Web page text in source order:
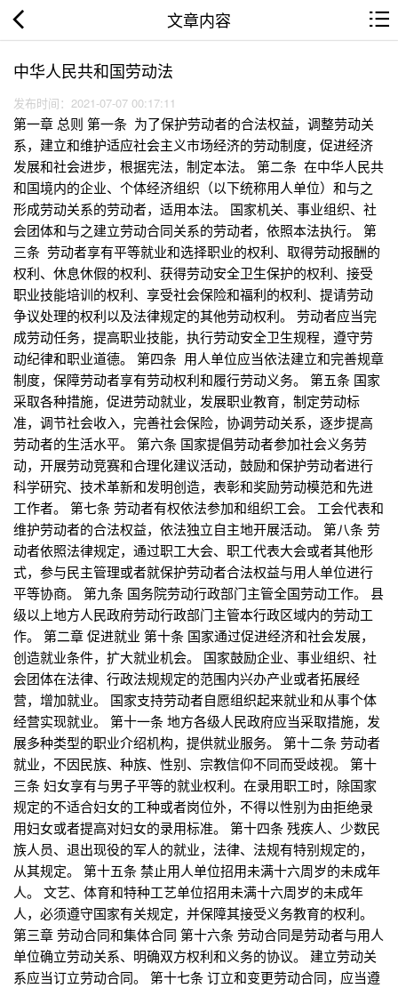
文章内容
中华人民共和国劳动法
发布时间：2021-07-07 00:17:11
第一章 总则 第一条 为了保护劳动者的合法权益，调整劳动关
系，建立和维护适应社会主义市场经济的劳动制度，促进经济
发展和社会进步，根据宪法，制定本法。 第二条 在中华人民共
和国境内的企业、个体经济组织（以下统称用人单位）和与之
形成劳动关系的劳动者，适用本法。 国家机关、事业组织、社
会团体和与之建立劳动合同关系的劳动者，依照本法执行。 第
三条 劳动者享有平等就业和选择职业的权利、取得劳动报酬的
权利、休息休假的权利、获得劳动安全卫生保护的权利、接受
职业技能培训的权利、享受社会保险和福利的权利、提请劳动
争议处理的权利以及法律规定的其他劳动权利。 劳动者应当完
成劳动任务，提高职业技能，执行劳动安全卫生规程，遵守劳
动纪律和职业道德。 第四条 用人单位应当依法建立和完善规章
制度，保障劳动者享有劳动权利和履行劳动义务。 第五条 国家
采取各种措施，促进劳动就业，发展职业教育，制定劳动标
准，调节社会收入，完善社会保险，协调劳动关系，逐步提高
劳动者的生活水平。 第六条 国家提倡劳动者参加社会义务劳
动，开展劳动竞赛和合理化建议活动，鼓励和保护劳动者进行
科学研究、技术革新和发明创造，表彰和奖励劳动模范和先进
工作者。 第七条 劳动者有权依法参加和组织工会。 工会代表和
维护劳动者的合法权益，依法独立自主地开展活动。 第八条 劳
动者依照法律规定，通过职工大会、职工代表大会或者其他形
式，参与民主管理或者就保护劳动者合法权益与用人单位进行
平等协商。 第九条 国务院劳动行政部门主管全国劳动工作。 县
级以上地方人民政府劳动行政部门主管本行政区域内的劳动工
作。 第二章 促进就业 第十条 国家通过促进经济和社会发展，
创造就业条件，扩大就业机会。 国家鼓励企业、事业组织、社
会团体在法律、行政法规规定的范围内兴办产业或者拓展经
营，增加就业。 国家支持劳动者自愿组织起来就业和从事个体
经营实现就业。 第十一条 地方各级人民政府应当采取措施，发
展多种类型的职业介绍机构，提供就业服务。 第十二条 劳动者
就业，不因民族、种族、性别、宗教信仰不同而受歧视。 第十
三条 妇女享有与男子平等的就业权利。在录用职工时，除国家
规定的不适合妇女的工种或者岗位外，不得以性别为由拒绝录
用妇女或者提高对妇女的录用标准。 第十四条 残疾人、少数民
族人员、退出现役的军人的就业，法律、法规有特别规定的，
从其规定。 第十五条 禁止用人单位招用未满十六周岁的未成年
人。 文艺、体育和特种工艺单位招用未满十六周岁的未成年
人，必须遵守国家有关规定，并保障其接受义务教育的权利。
第三章 劳动合同和集体合同 第十六条 劳动合同是劳动者与用人
单位确立劳动关系、明确双方权利和义务的协议。 建立劳动关
系应当订立劳动合同。 第十七条 订立和变更劳动合同，应当遵